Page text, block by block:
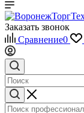
Заказать звонок
Сравнение0